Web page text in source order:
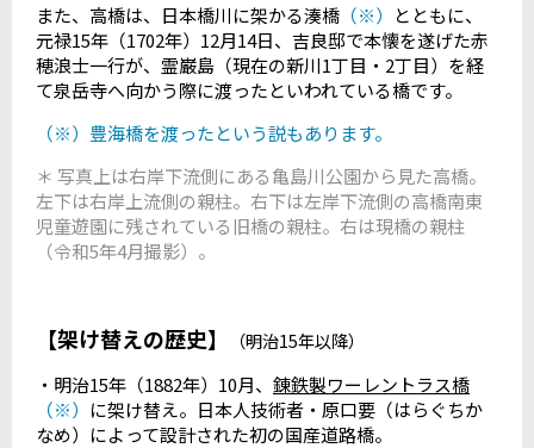
また、高橋は、日本橋川に架かる湊橋 （※）
とともに、
元禄15年（1702年）12月14日、吉良邸で本懐を遂げた赤
穂浪士一行が、霊巌島（現在の新川1丁目・2丁目）を経
て泉岳寺へ向かう際に渡ったといわれている橋です。
（※）豊海橋を渡ったという説もあります。
＊ 写真上は右岸下流側にある亀島川公園から見た高橋。
左下は右岸上流側の親柱。右下は左岸下流側の高橋南東
児童遊園に残されている旧橋の親柱。右は現橋の親柱
（令和5年4月撮影）。
【架け替えの歴史】
（明治15年以降）
・明治15年（1882年）10月、 錬鉄製ワーレントラス橋
（※） に架け替え。日本人技術者・原口要（はらぐちか
なめ）によって設計された初の国産道路橋。